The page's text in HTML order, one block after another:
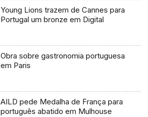
Young Lions trazem de Cannes para
Portugal um bronze em Digital
Obra sobre gastronomia portuguesa
em Paris
AILD pede Medalha de França para
português abatido em Mulhouse